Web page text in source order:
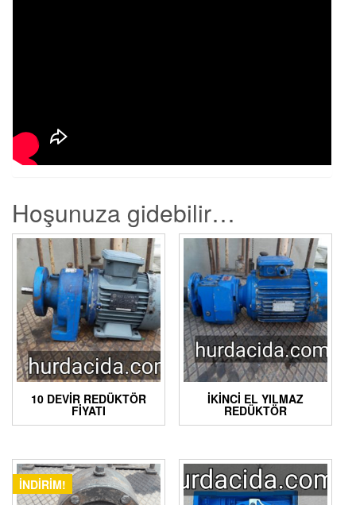
Hoşunuza gidebilir…
10 DEVIR REDÜKTÖR
FIYATI
İKINCI EL YILMAZ
REDÜKTÖR
İNDIRIM!